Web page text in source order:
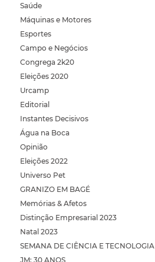
Saúde
Máquinas e Motores
Esportes
Campo e Negócios
Congrega 2k20
Eleições 2020
Urcamp
Editorial
Instantes Decisivos
Água na Boca
Opinião
Eleições 2022
Universo Pet
GRANIZO EM BAGÉ
Memórias & Afetos
Distinção Empresarial 2023
Natal 2023
SEMANA DE CIÊNCIA E TECNOLOGIA
JM: 30 ANOS